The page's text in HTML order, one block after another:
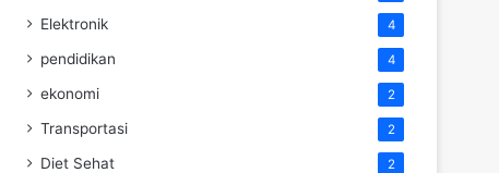
Elektronik 4
pendidikan 4
ekonomi 2
Transportasi 2
Diet Sehat 2